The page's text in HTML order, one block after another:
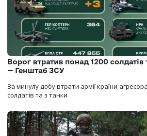
Ворог втратив понад 1200
— Генштаб ЗСУ
За минулу добу втрати армії країни-
солдатів та з танки.